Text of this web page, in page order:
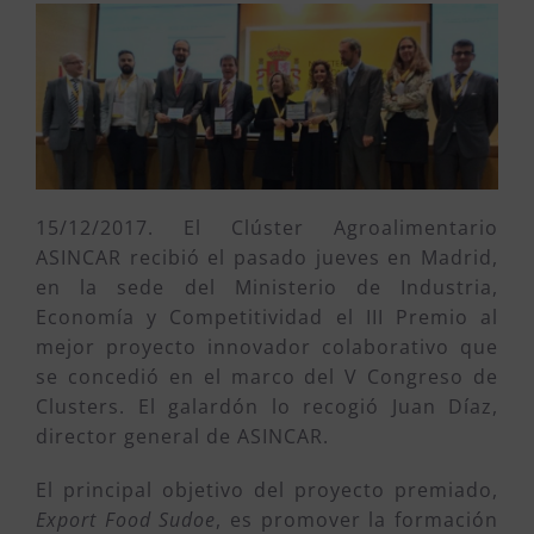
15/12/2017. El Clúster Agroalimentario
ASINCAR recibió el pasado jueves en Madrid,
en la sede del Ministerio de Industria,
Economía y Competitividad el III Premio al
mejor proyecto innovador colaborativo que
se concedió en el marco del V Congreso de
Clusters. El galardón lo recogió Juan Díaz,
director general de ASINCAR.
El principal objetivo del proyecto premiado,
Export Food Sudoe, es promover la formación